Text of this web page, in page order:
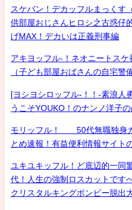
スケバン！デカッフルまっくす
供部屋おじさんヒロシ之古惑仔
げMAX！デカいは正義刑事編
アキヨッフル-！ネオニートスケ
（子ども部屋おばさんの自宅警
[ヨシヨシロッフル-！！-素浪人
うこそYOUKO！のナンノ洋子
モリッフル！ 50代無職独身ガ
とめ速報！有益便利情報サイ
ユキユキッフル！ど底辺的一同
代！人生の強制ロスカットです
クリスタルキングボンビー脱出